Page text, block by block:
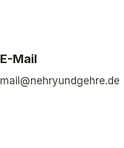
E-Mail
mail@nehryundgehre.de